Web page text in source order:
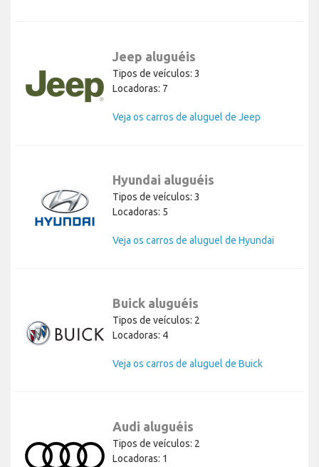
Jeep aluguéis
Tipos de veículos: 3
Locadoras: 7
Veja os carros de aluguel de Jeep
Hyundai aluguéis
Tipos de veículos: 3
Locadoras: 5
Veja os carros de aluguel de Hyundai
Buick aluguéis
Tipos de veículos: 2
Locadoras: 4
Veja os carros de aluguel de Buick
Audi aluguéis
Tipos de veículos: 2
Locadoras: 1